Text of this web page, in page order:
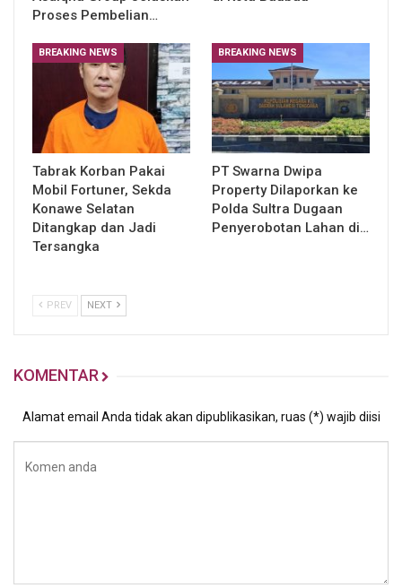
Proses Pembelian…
BREAKING NEWS
Tabrak Korban Pakai
Mobil Fortuner, Sekda
Konawe Selatan
Ditangkap dan Jadi
Tersangka
BREAKING NEWS
PT Swarna Dwipa
Property Dilaporkan ke
Polda Sultra Dugaan
Penyerobotan Lahan di…
PREV NEXT
KOMENTAR
Alamat email Anda tidak akan dipublikasikan, ruas (*) wajib diisi